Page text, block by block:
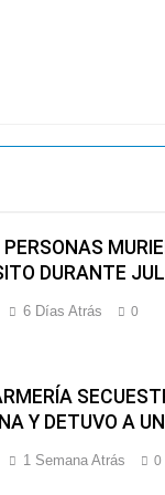
PERSONAS
DURANTE
6 Días Atrás 0
Y DETUVO A
1 Semana Atrás 0